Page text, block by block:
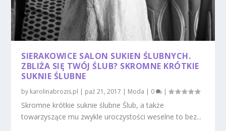
SIERAKOWICE SALON SUKIEN ŚLUBNYCH.
ZBLIŻA SIĘ TWÓJ ŚLUB? SKROMNE KRÓTKIE
SUKNIE ŚLUBNE
by karolinabrozis.pl | paź 21, 2017 | Moda | 0 |
Skromne krótkie suknie ślubne Ślub, a także
towarzyszące mu zwykle uroczystości weselne to bez...